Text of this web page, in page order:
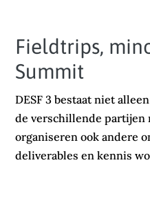
Fieldtrips,
Summit
DESF 3 bestaat niet
de verschillende partijen
organiseren ook andere
deliverables en kennis